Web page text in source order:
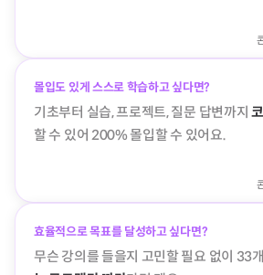
몰입도 있게 스스로 학습하고 싶다면?
기초부터 실습, 프로젝트, 질문 답변까지
할 수 있어 200% 몰입할 수 있어요.
효율적으로 목표를 달성하고 싶다면?
무슨 강의를 들을지 고민할 필요 없이 33